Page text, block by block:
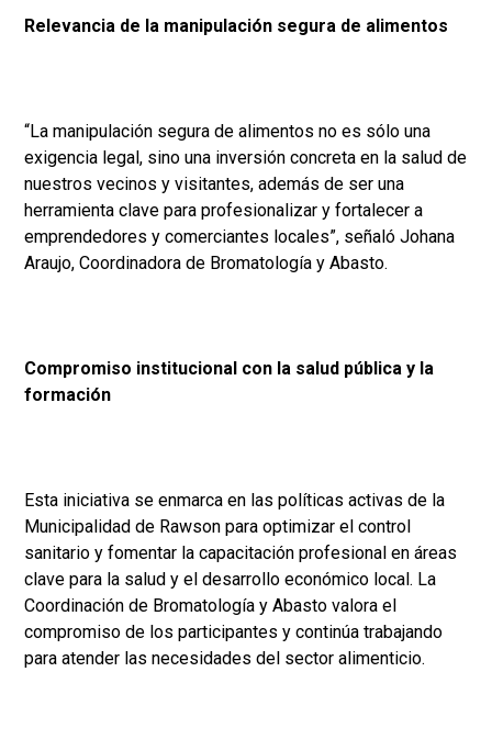
Relevancia de la manipulación segura de alimentos
“La manipulación segura de alimentos no es sólo una
exigencia legal, sino una inversión concreta en la salud de
nuestros vecinos y visitantes, además de ser una
herramienta clave para profesionalizar y fortalecer a
emprendedores y comerciantes locales”, señaló Johana
Araujo, Coordinadora de Bromatología y Abasto.
Compromiso institucional con la salud pública y la
formación
Esta iniciativa se enmarca en las políticas activas de la
Municipalidad de Rawson para optimizar el control
sanitario y fomentar la capacitación profesional en áreas
clave para la salud y el desarrollo económico local. La
Coordinación de Bromatología y Abasto valora el
compromiso de los participantes y continúa trabajando
para atender las necesidades del sector alimenticio.